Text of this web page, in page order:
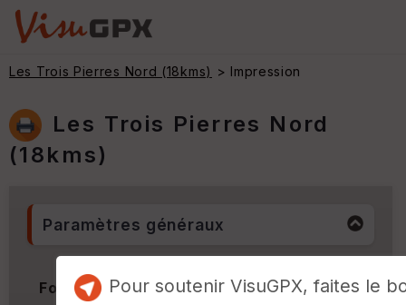
Les Trois Pierres Nord (18kms) > Impression
Les Trois Pierres Nord
(18kms)
Paramètres généraux
Format & Orientation
Pour soutenir VisuGPX, faites le